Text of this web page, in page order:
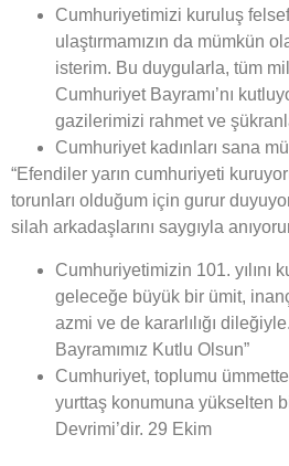
Cumhuriyetimizi kuruluş
ulaştırmamızın da mümkün
isterim. Bu duygularla, tüm
Cumhuriyet Bayramı’nı
gazilerimizi rahmet ve
Cumhuriyet kadınları sana
“Efendiler yarın cumhuriyeti
torunları olduğum için gurur
silah arkadaşlarını saygıyla
Cumhuriyetimizin 101. yılını
geleceğe büyük bir ümit,
azmi ve de kararlılığı
Bayramımız Kutlu Olsun”
Cumhuriyet, toplumu
yurttaş konumuna yükselten
Devrimi’dir. 29 Ekim